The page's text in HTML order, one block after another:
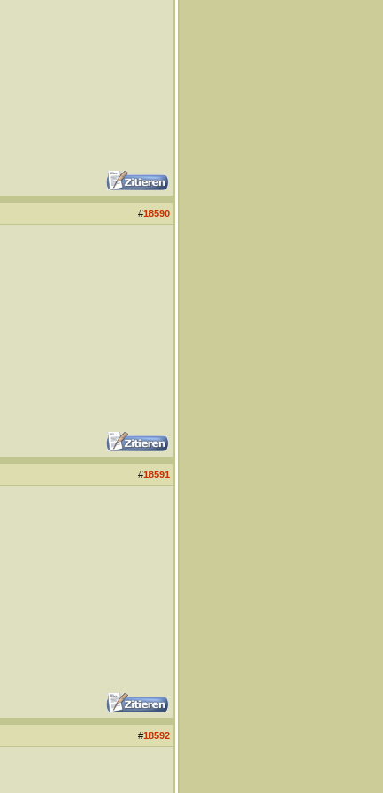
#18590
#18591
#18592